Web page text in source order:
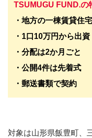
TSUMUGU FUND.の
・地方の一棟賃貸住
・1口10万円から出資
・分配は2か月ごと
・公開4件は先着式
・郵送書類で契約
対象は山形県飯豊町、